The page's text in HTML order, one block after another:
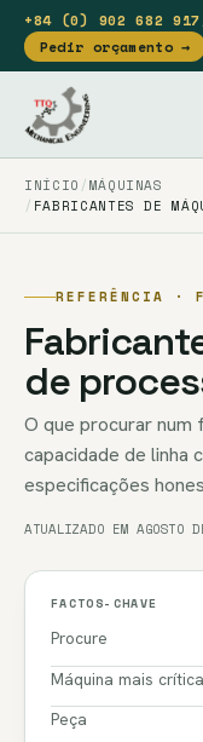
+84 (0) 902 682 917
Pedir orçamento →
INÍCIO
MÁQUINAS
FABRICANTES DE
REFERÊNCIA ·
de
O que procurar
capacidade de linha
especificações
ATUALIZADO EM
FACTOS-CHAVE
Procure
Máquina mais crítica
Peça